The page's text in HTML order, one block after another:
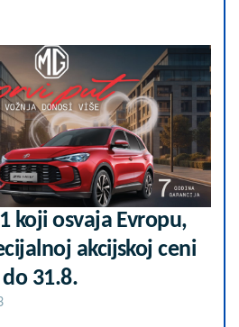
koji osvaja Evropu,
akcijskoj ceni
31.8.